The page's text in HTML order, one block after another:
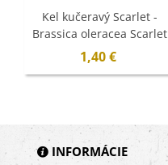
Kel kučeravý Scarlet -
Brassica oleracea Scarlet
- semená - 150 ks
1,40 €
INFORMÁCIE